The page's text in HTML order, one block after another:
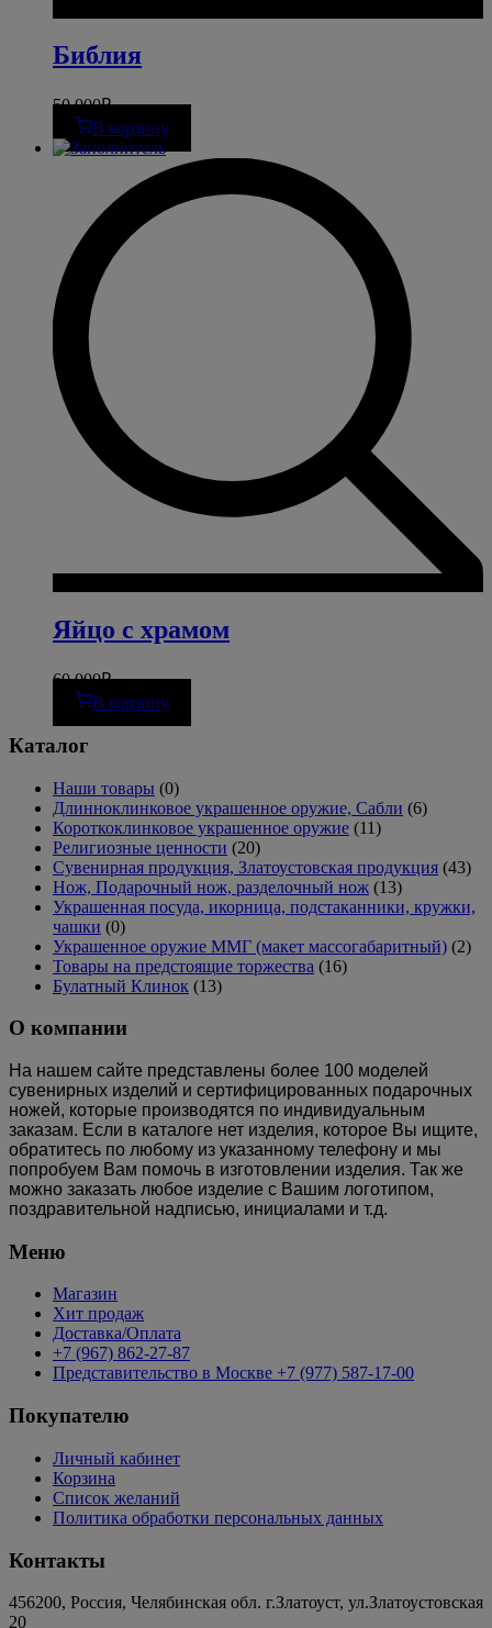
Библия
50 000₽
В корзину
Яйцо с храмом
60 000₽
В корзину
Каталог
Наши товары (0)
Длинноклинковое украшенное оружие, Сабли (6)
Короткоклинковое украшенное оружие (11)
Религиозные ценности (20)
Сувенирная продукция, Златоустовская продукция (43)
Нож, Подарочный нож, разделочный нож (13)
Украшенная посуда, икорница, подстаканники, кружки,
чашки (0)
Украшенное оружие ММГ (макет массогабаритный) (2)
Товары на предстоящие торжества (16)
Булатный Клинок (13)
О компании
На нашем сайте представлены более 100 моделей
сувенирных изделий и сертифицированных подарочных
ножей, которые производятся по индивидуальным
заказам. Если в каталоге нет изделия, которое Вы ищите,
обратитесь по любому из указанному телефону и мы
попробуем Вам помочь в изготовлении изделия. Так же
можно заказать любое изделие с Вашим логотипом,
поздравительной надписью, инициалами и т.д.
Меню
Магазин
Хит продаж
Доставка/Оплата
+7 (967) 862-27-87
Представительство в Москве +7 (977) 587-17-00
Покупателю
Личный кабинет
Корзина
Список желаний
Политика обработки персональных данных
Контакты
456200, Россия, Челябинская обл. г.Златоуст, ул.Златоустовская
20